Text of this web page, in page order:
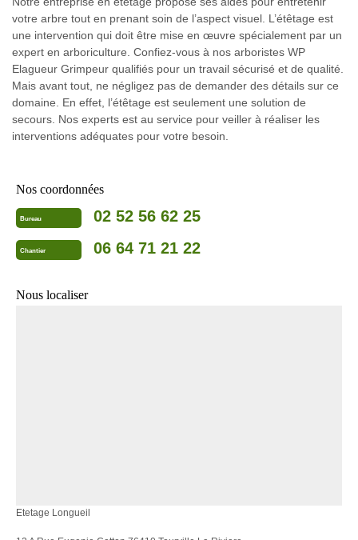
votre arbre tout en prenant soin de l’aspect visuel. L’étêtage est
une intervention qui doit être mise en œuvre spécialement par un
expert en arboriculture. Confiez-vous à nos arboristes WP
Elagueur Grimpeur qualifiés pour un travail sécurisé et de qualité.
Mais avant tout, ne négligez pas de demander des détails sur ce
domaine. En effet, l’étêtage est seulement une solution de
secours. Nos experts est au service pour veiller à réaliser les
interventions adéquates pour votre besoin.
Nos coordonnées
Bureau 02 52 56 62 25
Chantier 06 64 71 21 22
Nous localiser
Etetage Longueil